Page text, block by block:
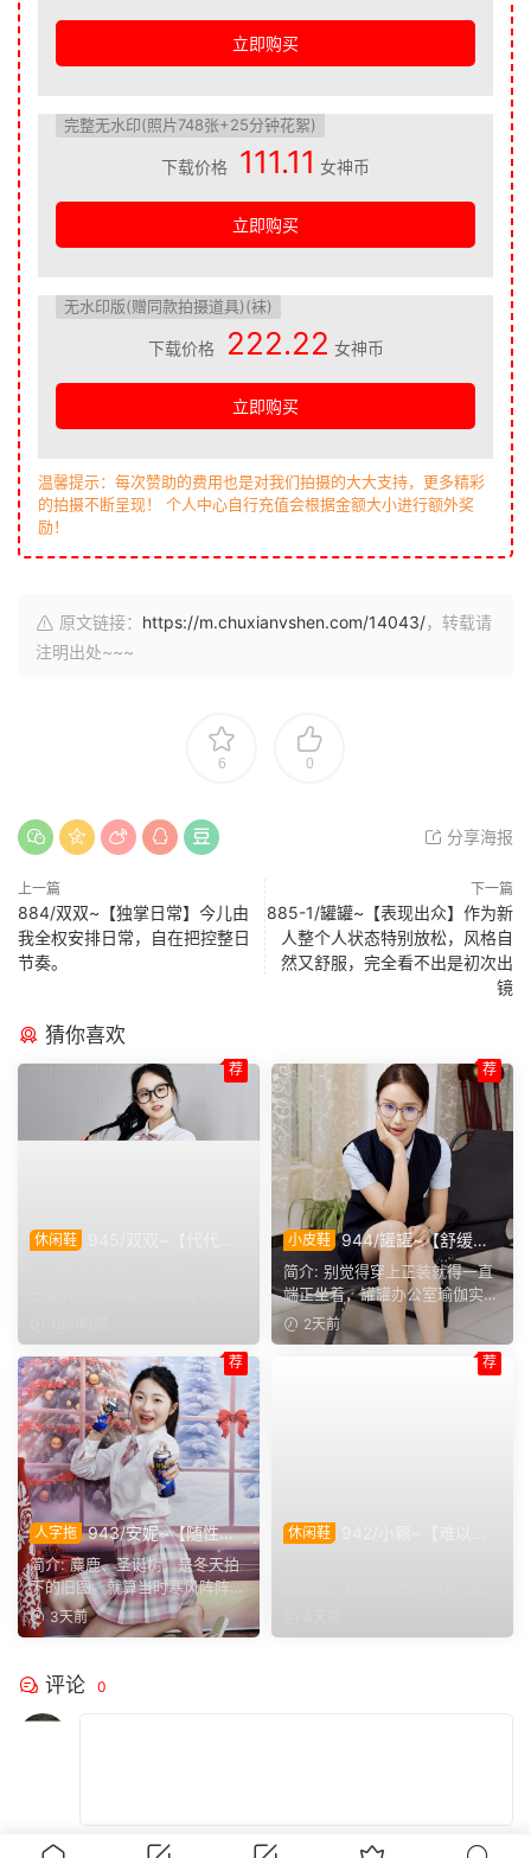
立即购买
完整无水印(照片748张+25分钟花絮)
下载价格 111.11 女神币
立即购买
无水印版(赠同款拍摄道具)(袜)
下载价格 222.22 女神币
立即购买
温馨提示：每次赞助的费用也是对我们拍摄的大大支持，更多精彩
的拍摄不断呈现！ 个人中心自行充值会根据金额大小进行额外奖
励！
原文链接： https://m.chuxianvshen.com/14043/，转载请
注明出处~~~
6 0
分享海报
上一篇
884/双双~【独掌日常】今儿由
我全权安排日常，自在把控整日
节奏。
下一篇
885-1/罐罐~【表现出众】作为新
人整个人状态特别放松，风格自
然又舒服，完全看不出是初次出
镜
猜你喜欢
休闲鞋
荐
小皮鞋 944/罐罐~【舒缓筋
骨】谁说正装不方便舒展肢
体，干练得体的职场装束，练
瑜伽完全不受影响。
简介: 别觉得穿上正装就得一直
端正坐着，罐罐办公室瑜伽实拍
来啦。就算一身正装，...
2天前
荐
人字拖 943/安妮~【随性悦
己】不必被季节左右穿搭，喜
欢没有时间界限，无论什么时
候，都可以穿上小裙子
简介: 麋鹿、圣诞树，是冬天拍
下的旧图。就算当时寒风阵阵，
也少不了学院风百褶裙...
3天前
荐
休闲鞋
荐
评论 0